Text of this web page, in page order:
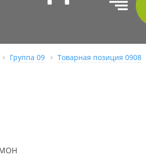
Группа 09 Товарная позиция 0908